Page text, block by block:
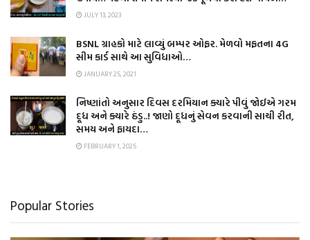
JULY 13, 2023
BSNL ગ્રાહકો માટે લાવ્યું બમ્પર ઓફર. મેળવો મફતના 4G
સીમ કાર્ડ સાથે આ સુવિધાઓ…
JANUARY 25, 2021
નિષ્ણાંતો અનુસાર દિવસ દરમિયાન ક્યારે પીવું જોઈએ ગરમ
દૂધ અને ક્યારે ઠંડુ..! જાણો દૂધનું સેવન કરવાની સાચી રીત,
સમય અને ફાયદા…
FEBRUARY 1, 2025
Popular Stories